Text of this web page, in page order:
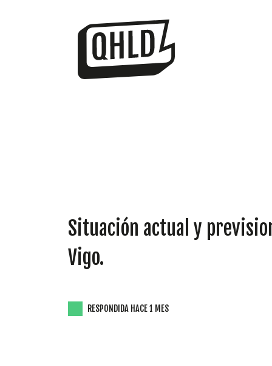
Situación actual y
Vigo.
RESPONDIDA HACE 1 MES